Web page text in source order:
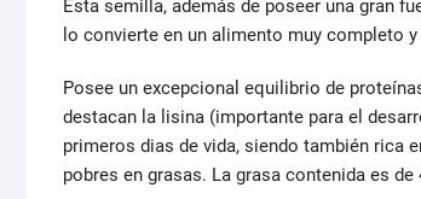
Esta semilla, además de poseer una gran
lo convierte en un alimento muy completo
Posee un excepcional equilibrio de
destacan la lisina (importante para el
primeros dias de vida, siendo también rica
pobres en grasas. La grasa contenida es